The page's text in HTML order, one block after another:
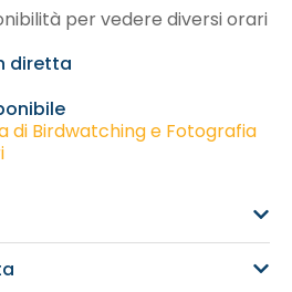
per vedere diversi orari
diretta
di Birdwatching e Fotografia